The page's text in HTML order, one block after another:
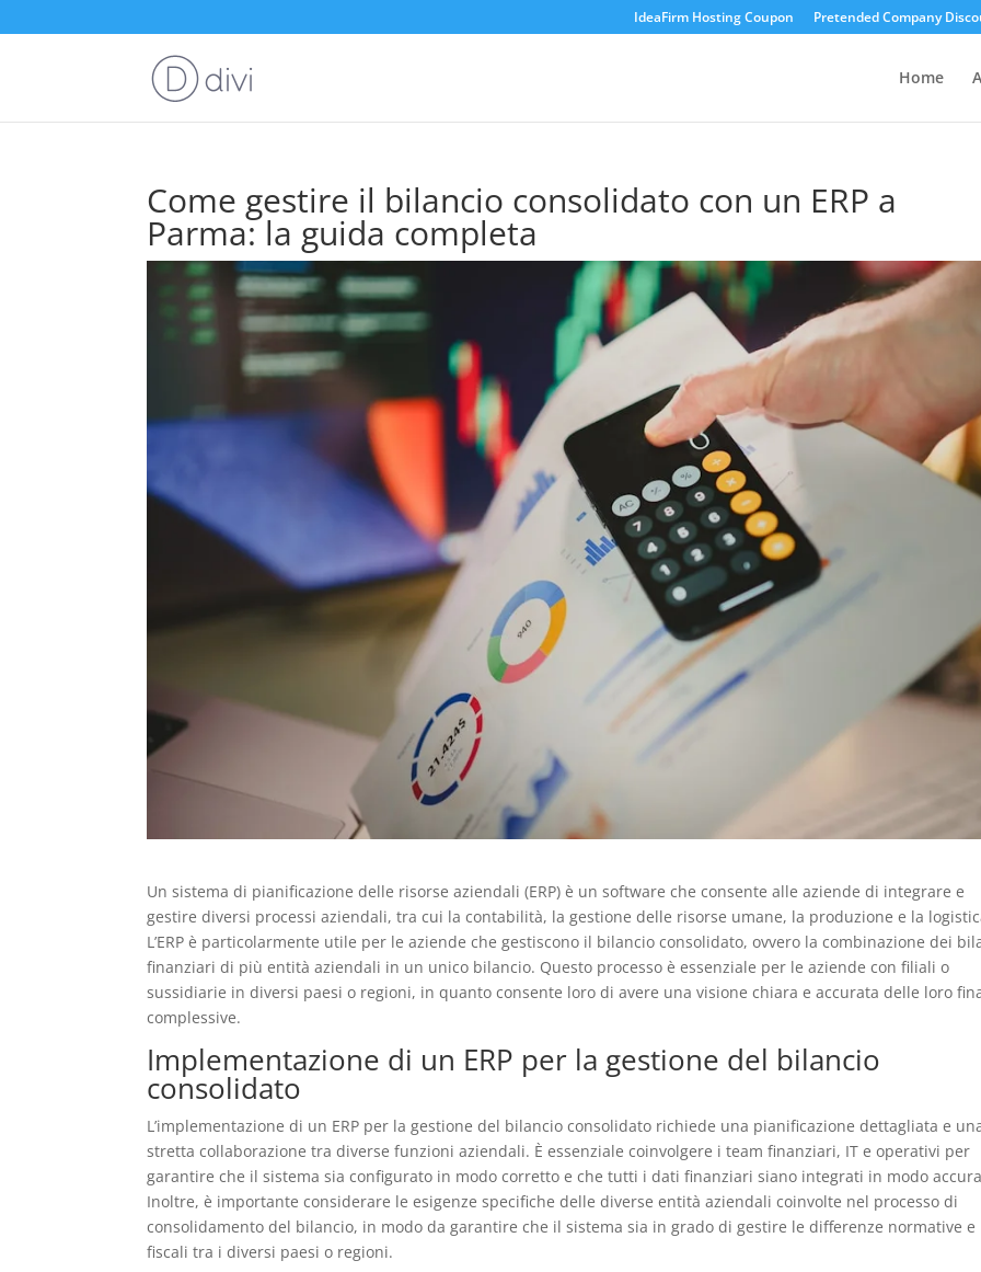
IdeaFirm Hosting Coupon Pretended Company
Home
Come gestire il bilancio consolidato con un ERP a
Parma: la guida completa
Un sistema di pianificazione delle risorse aziendali (ERP) è un software che consente alle aziende di integrare e
gestire diversi processi aziendali, tra cui la contabilità, la gestione delle risorse umane, la produzione e la
L’ERP è particolarmente utile per le aziende che gestiscono il bilancio consolidato, ovvero la combinazione dei
finanziari di più entità aziendali in un unico bilancio. Questo processo è essenziale per le aziende con filiali o
sussidiarie in diversi paesi o regioni, in quanto consente loro di avere una visione chiara e accurata delle loro
complessive.
Implementazione di un ERP per la gestione del bilancio
consolidato
L’implementazione di un ERP per la gestione del bilancio consolidato richiede una pianificazione dettagliata e
stretta collaborazione tra diverse funzioni aziendali. È essenziale coinvolgere i team finanziari, IT e operativi per
garantire che il sistema sia configurato in modo corretto e che tutti i dati finanziari siano integrati in modo
Inoltre, è importante considerare le esigenze specifiche delle diverse entità aziendali coinvolte nel processo di
consolidamento del bilancio, in modo da garantire che il sistema sia in grado di gestire le differenze normative e
fiscali tra i diversi paesi o regioni.